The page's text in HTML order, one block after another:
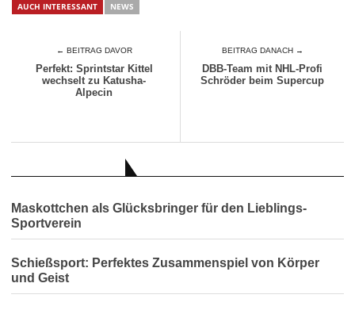
AUCH INTERESSANT NEWS
← BEITRAG DAVOR
Perfekt: Sprintstar Kittel
wechselt zu Katusha-
Alpecin
BEITRAG DANACH →
DBB-Team mit NHL-Profi
Schröder beim Supercup
Maskottchen als Glücksbringer für den Lieblings-
Sportverein
Schießsport: Perfektes Zusammenspiel von Körper
und Geist